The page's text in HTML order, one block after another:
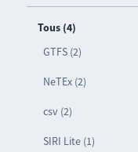
Tous (4)
GTFS (2)
NeTEx (2)
csv (2)
SIRI Lite (1)